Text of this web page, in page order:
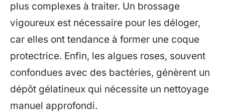
plus complexes à traiter. Un brossage
vigoureux est nécessaire pour les déloger,
car elles ont tendance à former une coque
protectrice. Enfin, les algues roses, souvent
confondues avec des bactéries, génèrent un
dépôt gélatineux qui nécessite un nettoyage
manuel approfondi.